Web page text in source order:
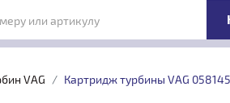
или артикулу
VAG Картридж турбины VAG